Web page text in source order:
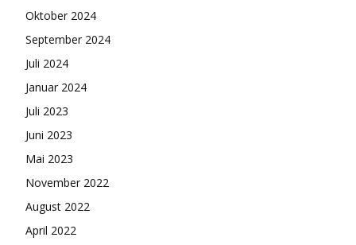
Oktober 2024
September 2024
Juli 2024
Januar 2024
Juli 2023
Juni 2023
Mai 2023
November 2022
August 2022
April 2022